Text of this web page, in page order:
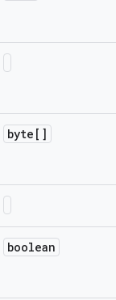
byte[]
boolean